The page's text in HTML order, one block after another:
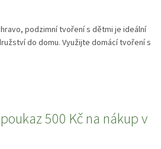
podzimní tvoření s dětmi je ideální
do domu. Využijte domácí tvoření s
500 Kč na nákup v